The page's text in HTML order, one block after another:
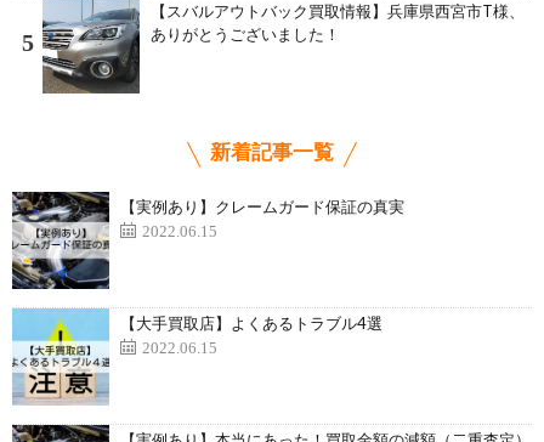
5
【スバルアウトバック買取情報】兵庫県西宮市T様、
ありがとうございました！
新着記事一覧
【実例あり】クレームガード保証の真実
2022.06.15
【大手買取店】よくあるトラブル4選
2022.06.15